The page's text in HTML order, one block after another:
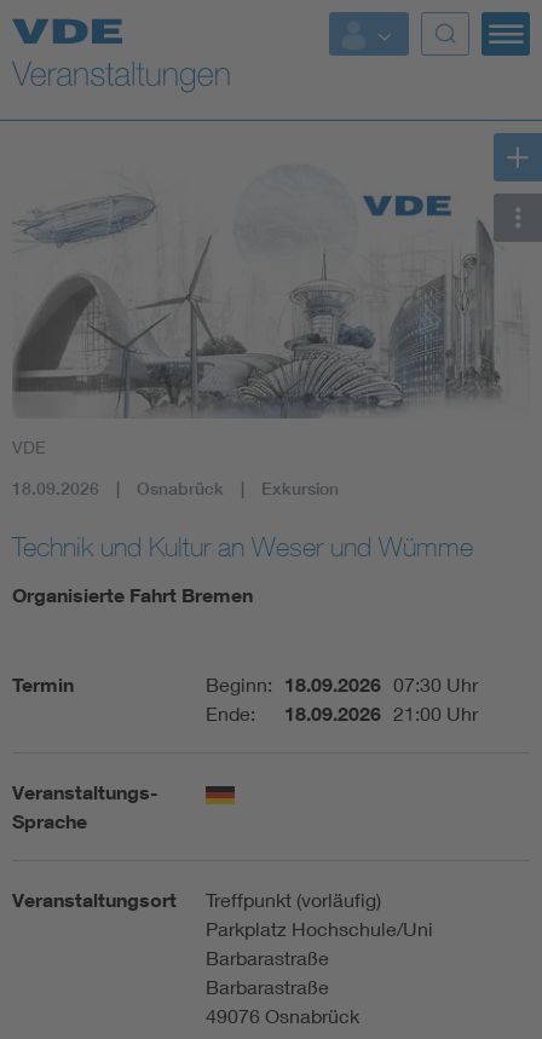
Top Themen
Fokusthemen
Energy
AI & Digital Trust
Health
Mobility
Energy storage
VDE
18.09.2026 Osnabrück Exkursion
Technik und Kultur an Weser und Wümme
Organisierte Fahrt Bremen
Termin Beginn: 18.09.2026 07:30 Uhr
Ende:
18.09.2026 21:00 Uhr
Veranstaltungs-
Sprache
Veranstaltungsort
Treffpunkt (vorläufig)
Parkplatz Hochschule/Uni
Barbarastraße
Barbarastraße
49076 Osnabrück